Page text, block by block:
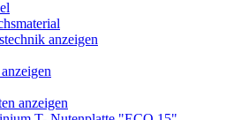
anzeigen
anzeigen